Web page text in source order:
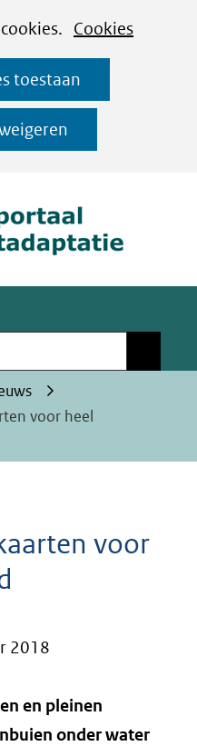
Cookies
toestaan
Ga
naar
de
inhoud
voor heel
voor
2018
en pleinen
onder water